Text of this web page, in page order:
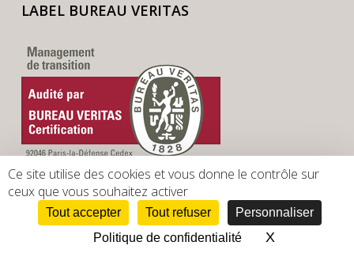
LABEL BUREAU VERITAS
Ce site utilise des cookies et vous donne le contrôle sur
ceux que vous souhaitez activer
Tout accepter Tout refuser
Personnaliser
Politique de confidentialité
XMasquer le